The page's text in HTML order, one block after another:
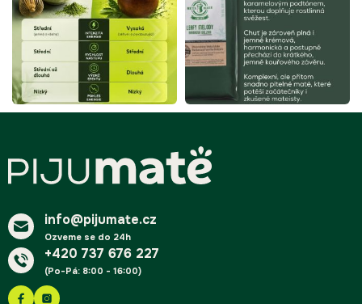
p
info@pijumate.cz
Ozveme se do 24h
+420 737 676 227
(Po-Pá: 8:00 - 16:00)